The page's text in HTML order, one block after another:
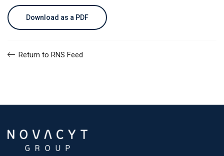
Download as a PDF
Return to RNS Feed